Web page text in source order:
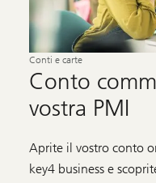
Conti e carte
Conto
vostra PMI
Aprite il vostro conto
key4 business e